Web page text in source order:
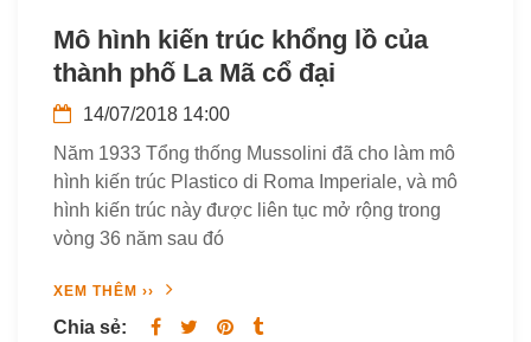
Mô hình kiến trúc khổng lồ của
thành phố La Mã cổ đại
14/07/2018 14:00
Năm 1933 Tổng thống Mussolini đã cho làm mô
hình kiến trúc Plastico di Roma Imperiale, và mô
hình kiến trúc này được liên tục mở rộng trong
vòng 36 năm sau đó
XEM THÊM ››
Chia sẻ: